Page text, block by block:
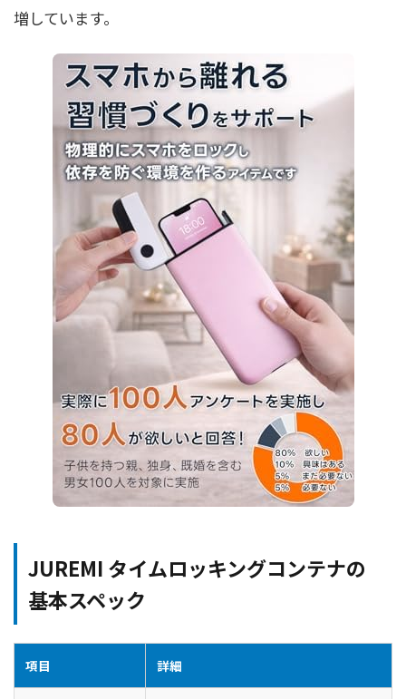
増しています。
JUREMI タイムロッキングコンテナの
基本スペック
項目 詳細